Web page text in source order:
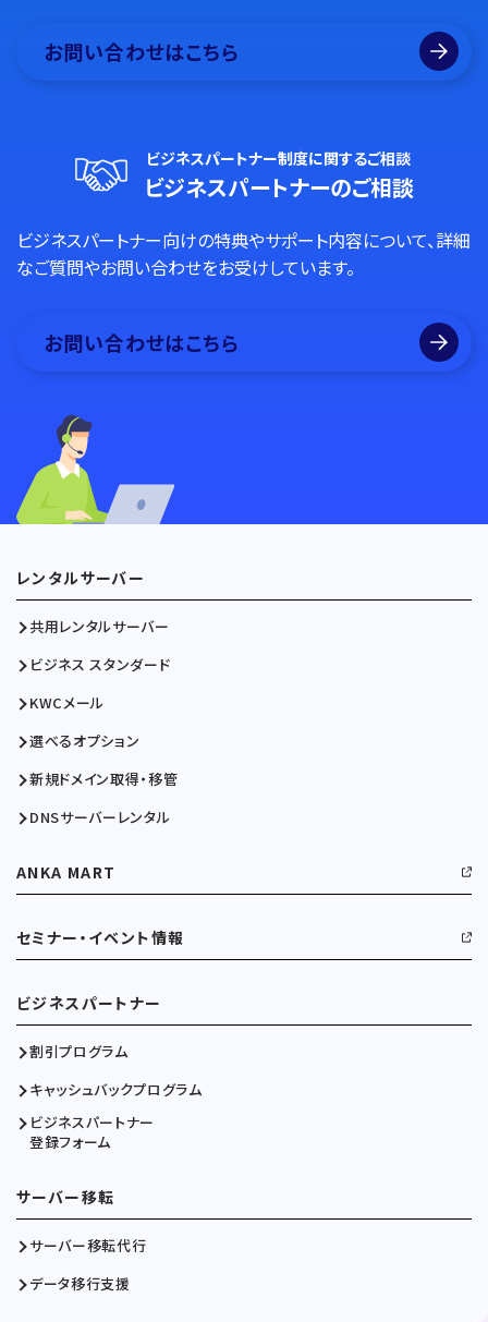
お問い合わせはこちら
ビジネスパートナー制度に関するご相談
ビジネスパートナーのご相談
ビジネスパートナー向けの特典やサポート内容について、詳細
なご質問やお問い合わせをお受けしています。
お問い合わせはこちら
レンタルサーバー
共用レンタルサーバー
ビジネス スタンダード
KWCメール
選べるオプション
新規ドメイン取得・移管
DNSサーバーレンタル
ANKA MART
セミナー・イベント情報
ビジネスパートナー
割引プログラム
キャッシュバックプログラム
ビジネスパートナー
登録フォーム
サーバー移転
サーバー移転代行
データ移行支援